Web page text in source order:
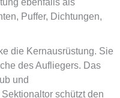
ebenfalls als
Puffer, Dichtungen,
die Kernausrüstung. Sie
des Aufliegers. Das
und
schützt den